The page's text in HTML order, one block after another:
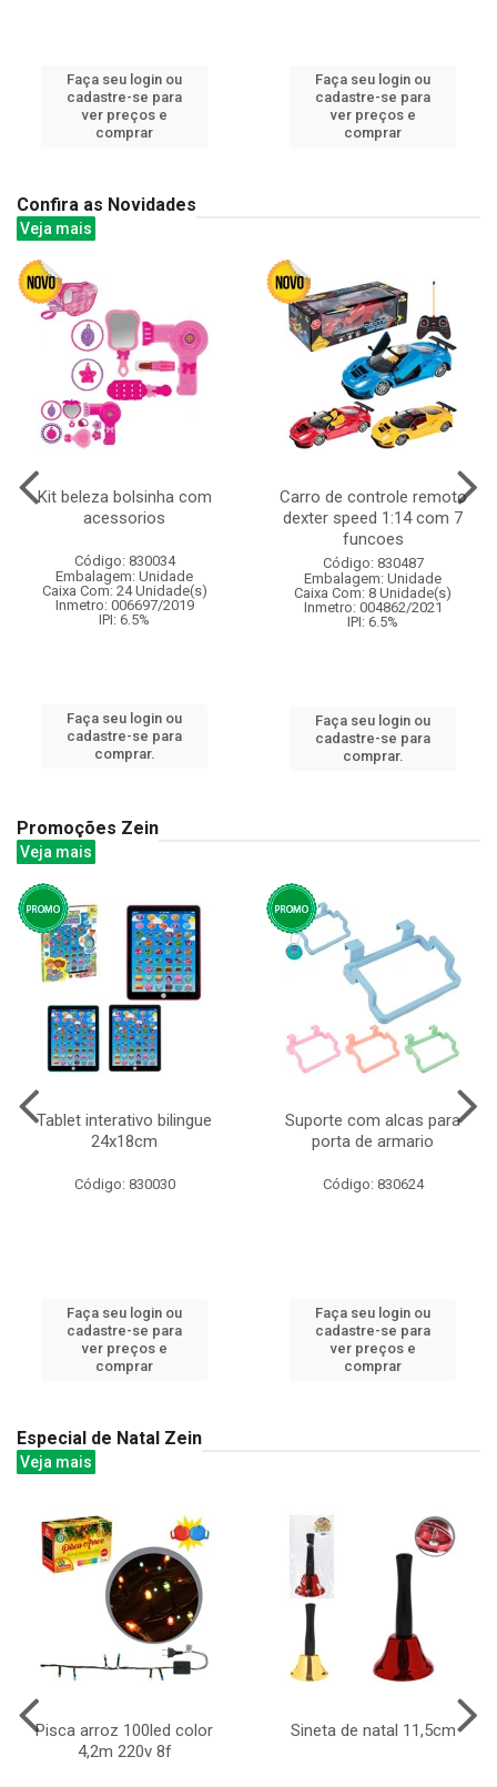
Faça seu login ou
cadastre-se para
ver preços e
comprar
Faça seu login ou
cadastre-se para
ver preços e
comprar
Confira as Novidades
Veja mais
Kit beleza bolsinha com
acessorios
Código: 830034
Embalagem: Unidade
Caixa Com: 24 Unidade(s)
Inmetro: 006697/2019
IPI: 6.5%
Faça seu login ou
cadastre-se para
comprar.
Carro de controle remoto
dexter speed 1:14 com 7
funcoes
Código: 830487
Embalagem: Unidade
Caixa Com: 8 Unidade(s)
Inmetro: 004862/2021
IPI: 6.5%
Faça seu login ou
cadastre-se para
comprar.
Promoções Zein
Veja mais
Tablet interativo bilingue
24x18cm
Código: 830030
Faça seu login ou
cadastre-se para
ver preços e
comprar
Suporte com alcas para
porta de armario
Código: 830624
Faça seu login ou
cadastre-se para
ver preços e
comprar
Especial de Natal Zein
Veja mais
Pisca arroz 100led color
4,2m 220v 8f
Sineta de natal 11,5cm